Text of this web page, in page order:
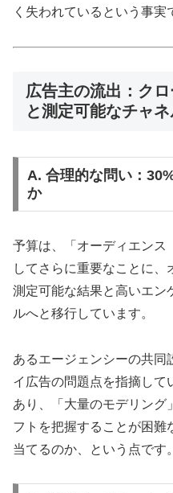
く失われているという事実
広告主の流出：ク
と測定可能なチャ
A. 合理的な問い：
か
予算は、「オーディエンス
してさらに重要なことに、
測定可能な結果と高いエン
ルへと移行しています。
あるエージェンシーの共同
イ広告の問題点を指摘して
あり、「大量のモデリング
フトを把握することが困難
当てるのか、という点です。